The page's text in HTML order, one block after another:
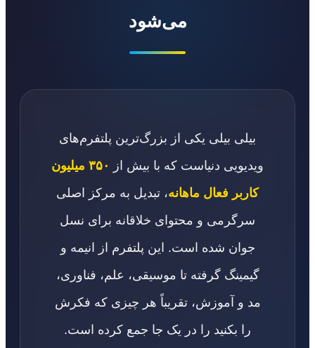
می‌شود
بیلی بیلی یکی از بزرگ‌ترین پلتفرم‌های
ویدیویی دنیاست که با بیش از
۳۵۰ میلیون
کاربر فعال ماهانه، تبدیل به مرکز اصلی
سرگرمی و محتوای خلاقانه برای نسل
جوان شده است. این پلتفرم از انیمه و
گیمینگ گرفته تا موسیقی، علم، فناوری،
مد و آموزش، تقریباً هر چیزی که فکرش
را بکنید را در یک جا جمع کرده است.